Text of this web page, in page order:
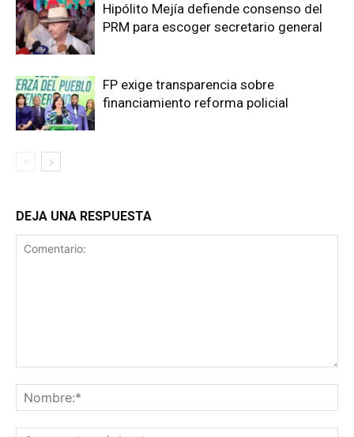
Hipólito Mejía defiende consenso del
PRM para escoger secretario general
FP exige transparencia sobre
financiamiento reforma policial
DEJA UNA RESPUESTA